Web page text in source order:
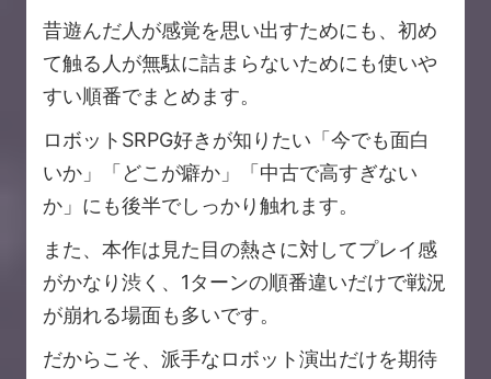
昔遊んだ人が感覚を思い出すためにも、初め
て触る人が無駄に詰まらないためにも使いや
すい順番でまとめます。
ロボットSRPG好きが知りたい「今でも面白
いか」「どこが癖か」「中古で高すぎない
か」にも後半でしっかり触れます。
また、本作は見た目の熱さに対してプレイ感
がかなり渋く、1ターンの順番違いだけで戦況
が崩れる場面も多いです。
だからこそ、派手なロボット演出だけを期待